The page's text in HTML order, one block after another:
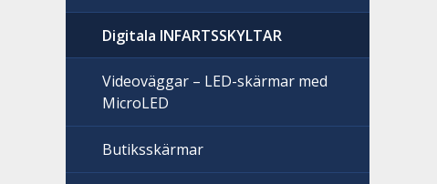
Digitala INFARTSSKYLTAR
Videoväggar – LED-skärmar med
MicroLED
Butiksskärmar